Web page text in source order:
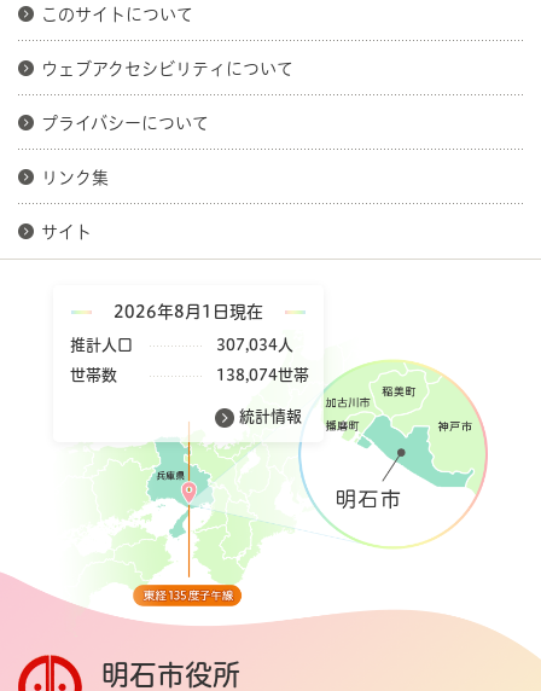
このサイトについて
ウェブアクセシビリティについて
プライバシーについて
リンク集
サイト
2026年8月1日現在
推計人口
307,034人
世帯数
138,074世帯
統計情報
明石市役所